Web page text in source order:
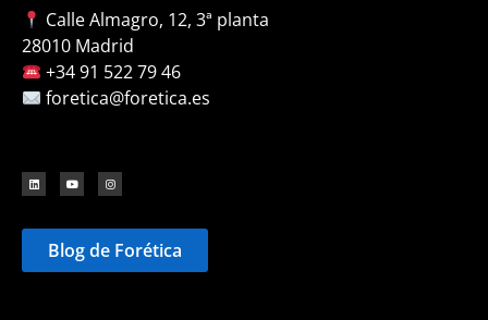
Calle Almagro, 12, 3ª planta
28010 Madrid
+34 91 522 79 46
foretica@foretica.es
Blog de Forética